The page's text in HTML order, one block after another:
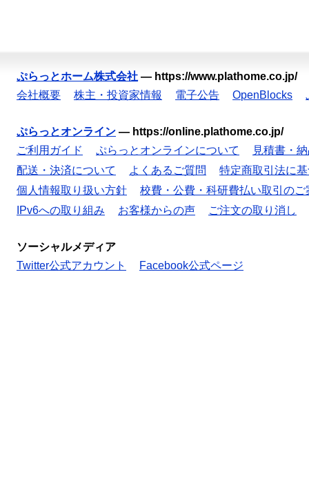
ぷらっとホーム株式会社 — https://www.plathome.co.jp/
会社概要
株主・投資家情報 電子公告 OpenBlocks
ぷらっとオンライン — https://online.plathome.co.jp/
ご利用ガイド
ぷらっとオンラインについて
見積書・
配送・決済について
よくあるご質問
特定商取引法に
個人情報取り扱い方針
校費・公費・科研費払い取引のご
IPv6への取り組み
お客様からの声 ご注文の取り消し
ソーシャルメディア
Twitter公式アカウント
Facebook公式ページ